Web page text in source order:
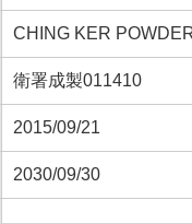
CHING KER
衛署成製011410
2015/09/21
2030/09/30